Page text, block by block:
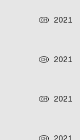
CH
2021
CH
2021
CH
2021
CH